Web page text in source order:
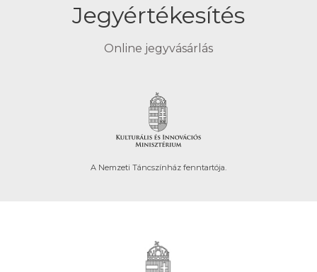
Jegyértékesítés
Online jegyvásárlás
A Nemzeti Táncszínház fenntartója.